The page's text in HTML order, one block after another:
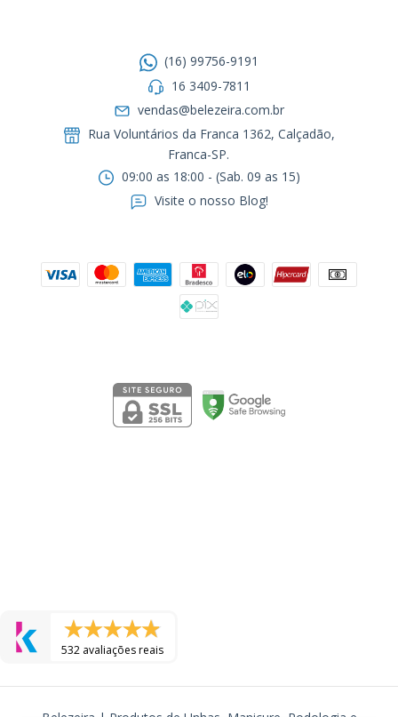
(16) 99756-9191
16 3409-7811
vendas@belezeira.com.br
Rua Voluntários da Franca 1362, Calçadão,
Franca-SP.ㅤㅤㅤㅤㅤㅤㅤㅤㅤㅤㅤ
09:00 as 18:00 - (Sab. 09 as 15)
Visite o nosso Blog!
532 avaliações reais